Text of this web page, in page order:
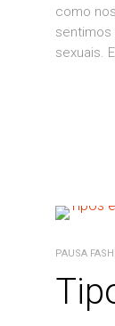
como
sentimos
sexuais.
PAUSA